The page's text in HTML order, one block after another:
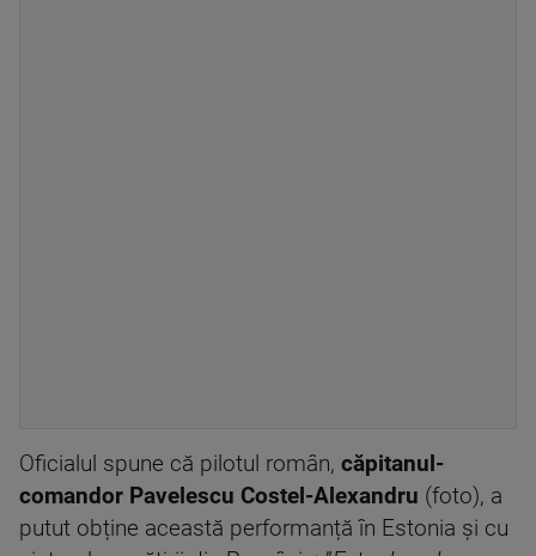
Oficialul spune că pilotul român, căpitanul-
comandor Pavelescu Costel-Alexandru (foto), a
putut obține această performanță în Estonia și cu